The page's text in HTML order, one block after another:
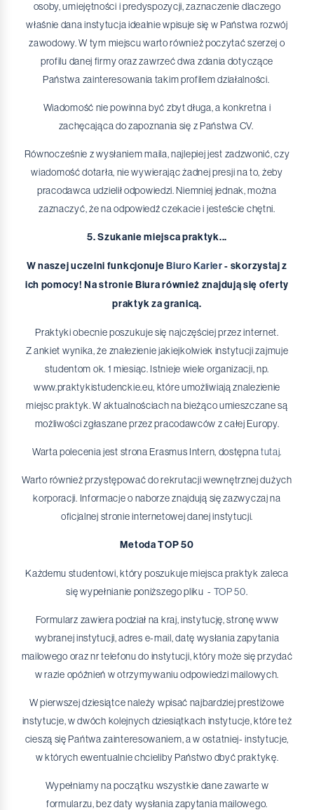
osoby, umiejętności i predyspozycji, zaznaczenie dlaczego
właśnie dana instytucja idealnie wpisuje się w Państwa rozwój
zawodowy. W tym miejscu warto również poczytać szerzej o
profilu danej firmy oraz zawrzeć dwa zdania dotyczące
Państwa zainteresowania takim profilem działalności.
Wiadomość nie powinna być zbyt długa, a konkretna i
zachęcająca do zapoznania się z Państwa CV.
Równocześnie z wysłaniem maila, najlepiej jest zadzwonić, czy
wiadomość dotarła, nie wywierając żadnej presji na to, żeby
pracodawca udzielił odpowiedzi. Niemniej jednak, można
zaznaczyć, że na odpowiedź czekacie i jesteście chętni.
5. Szukanie miejsca praktyk...
W naszej uczelni funkcjonujeBiuro Karier- skorzystaj z
ich pomocy! Na stronie Biura również znajdują się oferty
praktyk za granicą.
Praktyki obecnie poszukuje się najczęściej przez internet.
Z ankiet wynika, że znalezienie jakiejkolwiek instytucji zajmuje
studentom ok. 1 miesiąc. Istnieje wiele organizacji, np.
www.praktykistudenckie.eu, które umożliwiają znalezienie
miejsc praktyk. W aktualnościach na bieżąco umieszczane są
możliwości zgłaszane przez pracodawców z całej Europy.
Warta polecenia jest strona Erasmus Intern, dostępna tutaj.
Warto również przystępować do rekrutacji wewnętrznej dużych
korporacji. Informacje o naborze znajdują się zazwyczaj na
oficjalnej stronie internetowej danej instytucji.
Metoda TOP 50
Każdemu studentowi, który poszukuje miejsca praktyk zaleca
się wypełnianie poniższego pliku - TOP 50.
Formularz zawiera podział na kraj, instytucję, stronę www
wybranej instytucji, adres e-mail, datę wysłania zapytania
mailowego oraz nr telefonu do instytucji, który może się przydać
w razie opóźnień w otrzymywaniu odpowiedzi mailowych.
W pierwszej dziesiątce należy wpisać najbardziej prestiżowe
instytucje, w dwóch kolejnych dziesiątkach instytucje, które też
cieszą się Pańtwa zainteresowaniem, a w ostatniej- instytucje,
w których ewentualnie chcieliby Państwo dbyć praktykę.
Wypełniamy na początku wszystkie dane zawarte w
formularzu, bez daty wysłania zapytania mailowego.